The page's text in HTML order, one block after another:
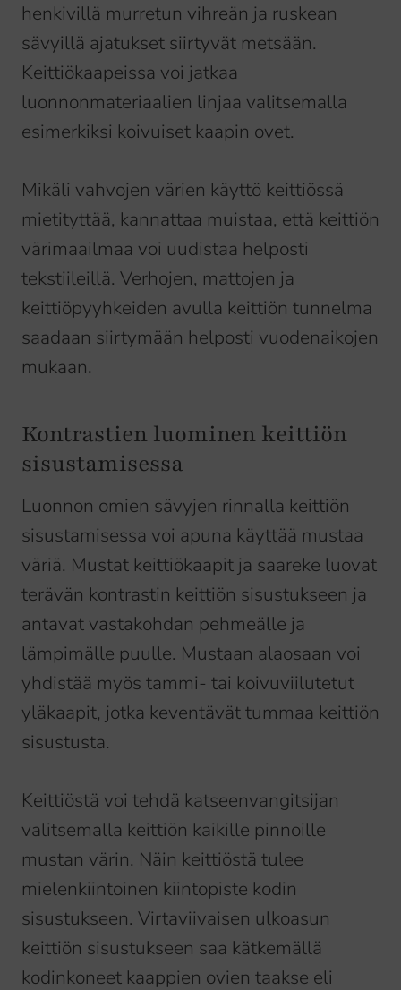
henkivillä murretun vihreän ja ruskean
sävyillä ajatukset siirtyvät metsään.
Keittiökaapeissa voi jatkaa
luonnonmateriaalien linjaa valitsemalla
esimerkiksi koivuiset kaapin ovet.
Mikäli vahvojen värien käyttö keittiössä
mietityttää, kannattaa muistaa, että keittiön
värimaailmaa voi uudistaa helposti
tekstiileillä. Verhojen, mattojen ja
keittiöpyyhkeiden avulla keittiön tunnelma
saadaan siirtymään helposti vuodenaikojen
mukaan.
Kontrastien luominen keittiön
sisustamisessa
Luonnon omien sävyjen rinnalla keittiön
sisustamisessa voi apuna käyttää mustaa
väriä. Mustat keittiökaapit ja saareke luovat
terävän kontrastin keittiön sisustukseen ja
antavat vastakohdan pehmeälle ja
lämpimälle puulle. Mustaan alaosaan voi
yhdistää myös tammi- tai koivuviilutetut
yläkaapit, jotka keventävät tummaa keittiön
sisustusta.
Keittiöstä voi tehdä katseenvangitsijan
valitsemalla keittiön kaikille pinnoille
mustan värin. Näin keittiöstä tulee
mielenkiintoinen kiintopiste kodin
sisustukseen. Virtaviivaisen ulkoasun
keittiön sisustukseen saa kätkemällä
kodinkoneet kaappien ovien taakse eli